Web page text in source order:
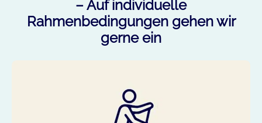
– Auf individuelle
Rahmenbedingungen gehen wir
gerne ein